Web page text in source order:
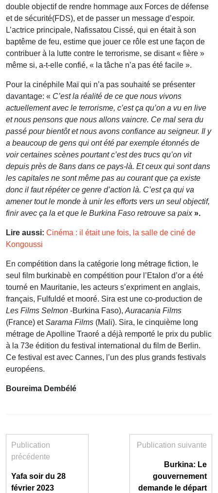
double objectif de rendre hommage aux Forces de défense
et de sécurité(FDS), et de passer un message d’espoir.
L’actrice principale, Nafissatou Cissé, qui en était à son
baptême de feu, estime que jouer ce rôle est une façon de
contribuer à la lutte contre le terrorisme, se disant « fière »
même si, a-t-elle confié, « la tâche n’a pas été facile ».
Pour la cinéphile Maï qui n’a pas souhaité se présenter
davantage: « C’est la réalité de ce que nous vivons
actuellement avec le terrorisme, c’est ça qu’on a vu en live
et nous pensons que nous allons vaincre. Ce mal sera du
passé pour bientôt et nous avons confiance au seigneur. Il y
a beaucoup de gens qui ont été par exemple étonnés de
voir certaines scènes pourtant c’est des trucs qu’on vit
depuis près de 8ans dans ce pays-là. Et ceux qui sont dans
les capitales ne sont même pas au courant que ça existe
donc il faut répéter ce genre d’action là. C’est ça qui va
amener tout le monde à unir les efforts vers un seul objectif,
finir avec ça la et que le Burkina Faso retrouve sa paix».
Lire aussi: Cinéma : il était une fois, la salle de ciné de
Kongoussi
En compétition dans la catégorie long métrage fiction, le
seul film burkinabè en compétition pour l’Etalon d’or a été
tourné en Mauritanie, les acteurs s’expriment en anglais,
français, Fulfuldé et mooré. Sira est une co-production de
Les Films Selmon -Burkina Faso), Auracania Films
(France) etSarama Films (Mali). Sira, le cinquième long
métrage de Apolline Traoré a déjà remporté le prix du public
à la 73e édition du festival international du film de Berlin.
Ce festival est avec Cannes, l’un des plus grands festivals
européens.
Boureima Dembélé
Publication
précédente
Yafa soir du 28
février 2023
Publication suivante
Burkina: Le
gouvernement
demande le départ